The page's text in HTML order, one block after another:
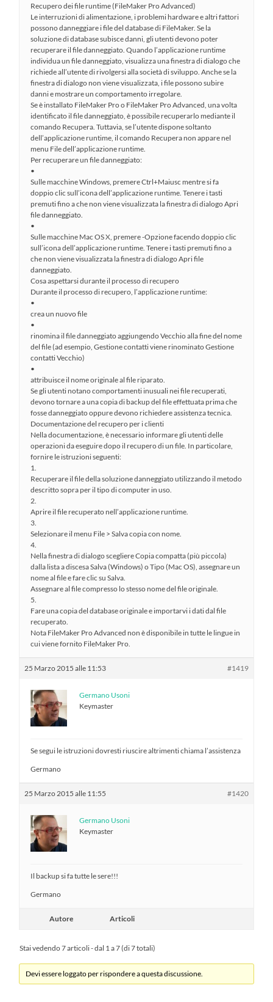
Recupero dei file runtime (FileMaker Pro Advanced)
Le interruzioni di alimentazione, i problemi hardware e altri fattori
possono danneggiare i file del database di FileMaker. Se la
soluzione di database subisce danni, gli utenti devono poter
recuperare il file danneggiato. Quando l’applicazione runtime
individua un file danneggiato, visualizza una finestra di dialogo che
richiede all’utente di rivolgersi alla società di sviluppo. Anche se la
finestra di dialogo non viene visualizzata, i file possono subire
danni e mostrare un comportamento irregolare.
Se è installato FileMaker Pro o FileMaker Pro Advanced, una volta
identificato il file danneggiato, è possibile recuperarlo mediante il
comando Recupera. Tuttavia, se l’utente dispone soltanto
dell’applicazione runtime, il comando Recupera non appare nel
menu File dell’applicazione runtime.
Per recuperare un file danneggiato:
•
Sulle macchine Windows, premere Ctrl+Maiusc mentre si fa
doppio clic sull’icona dell’applicazione runtime. Tenere i tasti
premuti fino a che non viene visualizzata la finestra di dialogo Apri
file danneggiato.
•
Sulle macchine Mac OS X, premere -Opzione facendo doppio clic
sull’icona dell’applicazione runtime. Tenere i tasti premuti fino a
che non viene visualizzata la finestra di dialogo Apri file
danneggiato.
Cosa aspettarsi durante il processo di recupero
Durante il processo di recupero, l’applicazione runtime:
•
crea un nuovo file
•
rinomina il file danneggiato aggiungendo Vecchio alla fine del nome
del file (ad esempio, Gestione contatti viene rinominato Gestione
contatti Vecchio)
•
attribuisce il nome originale al file riparato.
Se gli utenti notano comportamenti inusuali nei file recuperati,
devono tornare a una copia di backup del file effettuata prima che
fosse danneggiato oppure devono richiedere assistenza tecnica.
Documentazione del recupero per i clienti
Nella documentazione, è necessario informare gli utenti delle
operazioni da eseguire dopo il recupero di un file. In particolare,
fornire le istruzioni seguenti:
1.
Recuperare il file della soluzione danneggiato utilizzando il metodo
descritto sopra per il tipo di computer in uso.
2.
Aprire il file recuperato nell’applicazione runtime.
3.
Selezionare il menu File > Salva copia con nome.
4.
Nella finestra di dialogo scegliere Copia compatta (più piccola)
dalla lista a discesa Salva (Windows) o Tipo (Mac OS), assegnare un
nome al file e fare clic su Salva.
Assegnare al file compresso lo stesso nome del file originale.
5.
Fare una copia del database originale e importarvi i dati dal file
recuperato.
Nota FileMaker Pro Advanced non è disponibile in tutte le lingue in
cui viene fornito FileMaker Pro.
25 Marzo 2015 alle 11:53 #1419
Germano Usoni
Keymaster
Se segui le istruzioni dovresti riuscire altrimenti chiama l’assistenza
Germano
25 Marzo 2015 alle 11:55 #1420
Germano Usoni
Keymaster
Il backup si fa tutte le sere!!!
Germano
Autore Articoli
Stai vedendo 7 articoli - dal 1 a 7 (di 7 totali)
Devi essere loggato per rispondere a questa discussione.